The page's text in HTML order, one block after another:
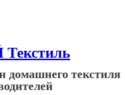
домашнего текстиля